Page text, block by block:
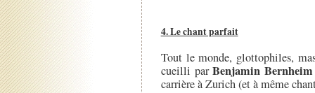
4. Le chant parfait
Tout le monde, glottophiles,
cueilli parBenjamin Bernheim
carrière à Zurich (et à même